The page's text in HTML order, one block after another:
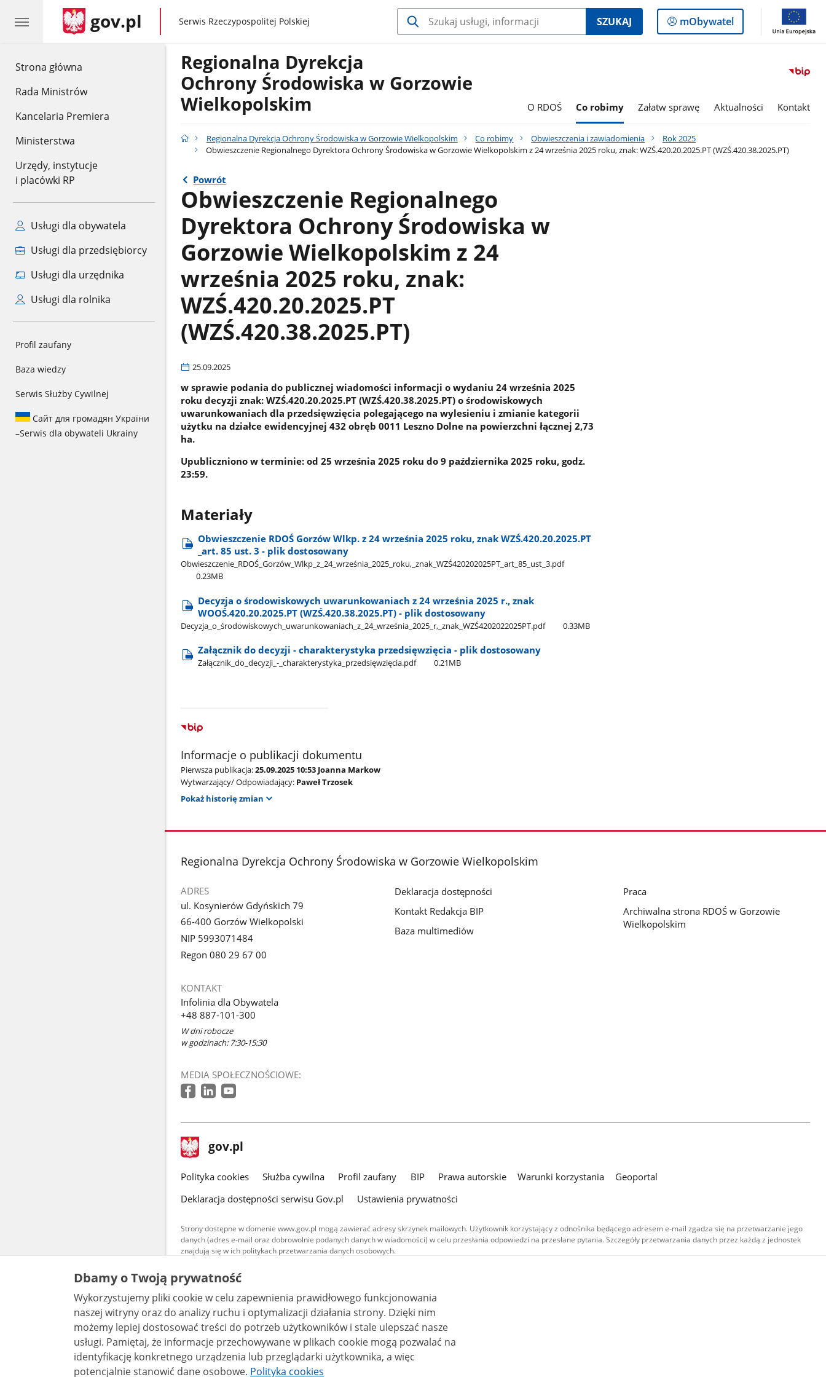
Strona główna
Rada Ministrów
Kancelaria Premiera
Ministerstwa
Urzędy, instytucje
i placówki RP
Usługi dla obywatela
Usługi dla przedsiębiorcy
Usługi dla urzędnika
Usługi dla rolnika
Profil zaufany
Baza wiedzy
Serwis Służby Cywilnej
Сайт для громадян України
–Serwis dla obywateli Ukrainy
gov.pl gov.pl
Serwis Rzeczypospolitej Polskiej SZUKAJ
Logowanie
do
mObywatel
Regionalna Dyrekcja
Ochrony Środowiska w Gorzowie
Wielkopolskim
O RDOŚ Co robimy Załatw sprawę Aktualności Kontakt
Regionalna Dyrekcja Ochrony Środowiska w Gorzowie Wielkopolskim Co robimy Obwieszczenia i zawiadomienia
Rok 2025
Obwieszczenie Regionalnego Dyrektora Ochrony Środowiska w Gorzowie Wielkopolskim z 24 września 2025 roku, znak: WZŚ.420.20.2025.PT (WZŚ.420.38.2025.PT)
Powrót
Obwieszczenie Regionalnego
Dyrektora Ochrony Środowiska w
Gorzowie Wielkopolskim z 24
września 2025 roku, znak:
WZŚ.420.20.2025.PT
(WZŚ.420.38.2025.PT)
25.09.2025
w sprawie podania do publicznej wiadomości informacji o wydaniu 24 września 2025
roku decyzji znak: WZŚ.420.20.2025.PT (WZŚ.420.38.2025.PT) o środowiskowych
uwarunkowaniach dla przedsięwzięcia polegającego na wylesieniu i zmianie kategorii
użytku na działce ewidencyjnej 432 obręb 0011 Leszno Dolne na powierzchni łącznej 2,73
ha.
Upubliczniono w terminie: od 25 września 2025 roku do 9 października 2025 roku, godz.
23:59.
Materiały
Obwieszczenie RDOŚ Gorzów Wlkp. z 24 września 2025 roku, znak WZŚ.420.20.2025.PT​
_art. 85 ust. 3 - plik dostosowany
Obwieszczenie​_RDOŚ​_Gorzów​_Wlkp​_z​_24​_września​_2025​_roku,​_znak​_WZŚ420202025PT​_art​_85​_ust​_3.pdf
0.23MB
Decyzja o środowiskowych uwarunkowaniach z 24 września 2025 r., znak
WOOŚ.420.20.2025.PT (WZŚ.420.38.2025.PT) - plik dostosowany
Decyzja​_o​_środowiskowych​_uwarunkowaniach​_z​_24​_września​_2025​_r,​_znak​_WZŚ4202022025PT.pdf 0.33MB
Załącznik do decyzji - charakterystyka przedsięwzięcia - plik dostosowany
Załącznik​_do​_decyzji​_-​_charakterystyka​_przedsięwzięcia.pdf 0.21MB
Informacje o publikacji dokumentu
Pierwsza publikacja:25.09.2025 10:53 Joanna Markow
Wytwarzający/ Odpowiadający: Paweł Trzosek
Pokaż historię zmian
stopka
Regionalna Dyrekcja Ochrony Środowiska w Gorzowie Wielkopolskim
ADRES
ul. Kosynierów Gdyńskich 79
66-400 Gorzów Wielkopolski
NIP 5993071484
Regon 080 29 67 00
KONTAKT
Infolinia dla Obywatela
+48 887-101-300
W dni robocze
w godzinach: 7:30-15:30
MEDIA SPOŁECZNOŚCIOWE:
Deklaracja dostępności
Kontakt Redakcja BIP
Baza multimediów
Praca
Archiwalna strona RDOŚ w Gorzowie
Wielkopolskim
stopka
gov.pl Strona
gov.pl
gov.pl
Polityka cookies Służba cywilna Profil zaufany BIP Prawa autorskie Warunki korzystania
Geoportal
Deklaracja dostępności serwisu Gov.pl
Ustawienia prywatności
Strony dostępne w domenie www.gov.pl mogą zawierać adresy skrzynek mailowych. Użytkownik korzystający z odnośnika będącego adresem e-mail zgadza się na przetwarzanie jego
danych (adres e-mail oraz dobrowolnie podanych danych w wiadomości) w celu przesłania odpowiedzi na przesłane pytania. Szczegóły przetwarzania danych przez każdą z jednostek
znajdują się w ich politykach przetwarzania danych osobowych.
Treści tekstowe publikowane w serwisie (z wyłączeniem treści audiowizualnych), są
udostępniane na licencji typu Creative Commons: uznanie autorstwa - na tych samych
warunkach 4.0 (CC BY-SA 4.0). Materiały audiowizualne, w tym zdjęcia, materiały audio i wideo,
są udostępniane na licencji typu Creative Commons: uznanie autorstwa użycie niekomercyjne -
bez utworów zależnych 4.0 (CC BY-NC-ND 4.0), o ile nie jest to stwierdzone inaczej.
Dbamy o Twoją prywatność
Wykorzystujemy pliki cookie w celu zapewnienia prawidłowego funkcjonowania
naszej witryny oraz do analizy ruchu i optymalizacji działania strony. Dzięki nim
możemy lepiej dostosować treści do potrzeb użytkowników i stale ulepszać nasze
usługi. Pamiętaj, że informacje przechowywane w plikach cookie mogą pozwalać na
identyfikację konkretnego urządzenia lub przeglądarki użytkownika, a więc
potencjalnie stanowić dane osobowe. Polityka cookies